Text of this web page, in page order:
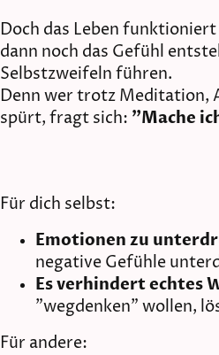
Doch das Leben
dann noch das Gefühl
Selbstzweifeln führen.
Denn wer trotz Meditation,
spürt, fragt sich: "Mache
Für dich selbst:
Emotionen zu
negative Gefühle
Es verhindert echtes
"wegdenken" wollen,
Für andere: